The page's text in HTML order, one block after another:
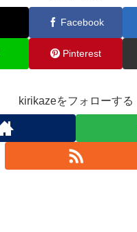
Facebook
Pinterest
kirikazeをフォローする